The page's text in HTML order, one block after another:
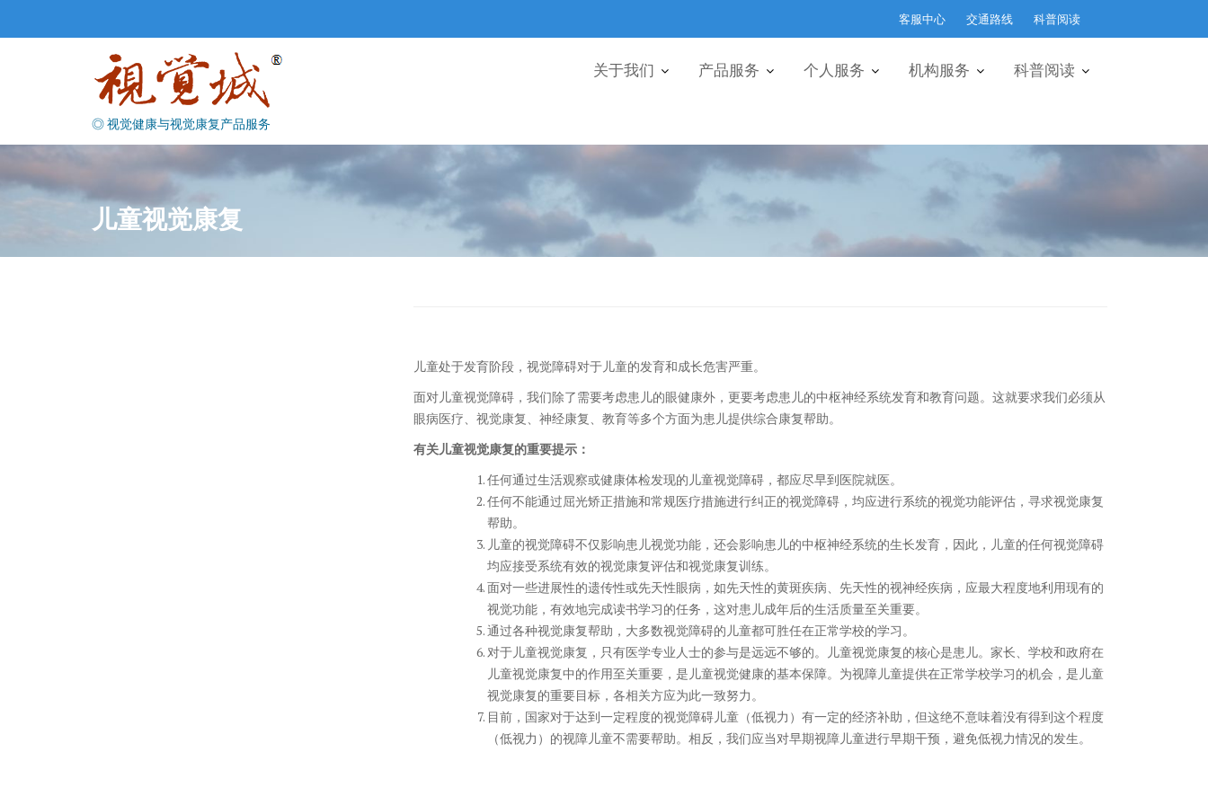
客服中心 交通路线 科普阅读
◎ 视觉健康与视觉康复产品服务
关于我们 产品服务 个人服务 机构服务 科普阅读
儿童视觉康复
儿童处于发育阶段，视觉障碍对于儿童的发育和成长危害严重。
面对儿童视觉障碍，我们除了需要考虑患儿的眼健康外，更要考虑患儿的中枢神经系统发育和教育问题。这就要求我们必须从
眼病医疗、视觉康复、神经康复、教育等多个方面为患儿提供综合康复帮助。
有关儿童视觉康复的重要提示：
任何通过生活观察或健康体检发现的儿童视觉障碍，都应尽早到医院就医。
任何不能通过屈光矫正措施和常规医疗措施进行纠正的视觉障碍，均应进行系统的视觉功能评估，寻求视觉康复
帮助。
儿童的视觉障碍不仅影响患儿视觉功能，还会影响患儿的中枢神经系统的生长发育，因此，儿童的任何视觉障碍
均应接受系统有效的视觉康复评估和视觉康复训练。
面对一些进展性的遗传性或先天性眼病，如先天性的黄斑疾病、先天性的视神经疾病，应最大程度地利用现有的
视觉功能，有效地完成读书学习的任务，这对患儿成年后的生活质量至关重要。
通过各种视觉康复帮助，大多数视觉障碍的儿童都可胜任在正常学校的学习。
对于儿童视觉康复，只有医学专业人士的参与是远远不够的。儿童视觉康复的核心是患儿。家长、学校和政府在
儿童视觉康复中的作用至关重要，是儿童视觉健康的基本保障。为视障儿童提供在正常学校学习的机会，是儿童
视觉康复的重要目标，各相关方应为此一致努力。
目前，国家对于达到一定程度的视觉障碍儿童（低视力）有一定的经济补助，但这绝不意味着没有得到这个程度
（低视力）的视障儿童不需要帮助。相反，我们应当对早期视障儿童进行早期干预，避免低视力情况的发生。